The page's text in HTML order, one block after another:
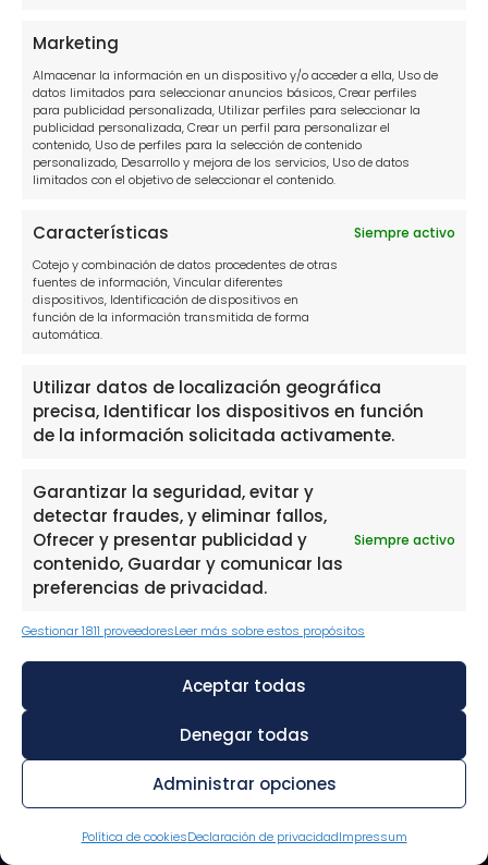
Marketing
Almacenar la información en un dispositivo y/o acceder a ella, Uso de
datos limitados para seleccionar anuncios básicos, Crear perfiles
para publicidad personalizada, Utilizar perfiles para seleccionar la
publicidad personalizada, Crear un perfil para personalizar el
contenido, Uso de perfiles para la selección de contenido
personalizado, Desarrollo y mejora de los servicios, Uso de datos
limitados con el objetivo de seleccionar el contenido.
Características Siempre activo
Cotejo y combinación de datos procedentes de otras
fuentes de información, Vincular diferentes
dispositivos, Identificación de dispositivos en
función de la información transmitida de forma
automática.
Utilizar datos de localización geográfica
precisa, Identificar los dispositivos en función
de la información solicitada activamente.
Garantizar la seguridad, evitar y
detectar fraudes, y eliminar fallos,
Ofrecer y presentar publicidad y
contenido, Guardar y comunicar las
preferencias de privacidad.
Siempre activo
Gestionar 1811 proveedoresLeer más sobre estos propósitos
Aceptar todas
Denegar todas
Administrar opciones
Política de cookiesDeclaración de privacidadImpressum
Ley de la segunda oportunidad
Concurso de autónomos y microempresas
Consulta fichero de morosos
Reclamación fichero de morosos
Soluciona Mi Deuda
Colabora con nosotros
Hablamos por teléfono
asesoría gratuita!
Canal de denuncias
Abogados en tu zona
Abogados para tus deudas Sevilla
Abogados para tus deudas Barcelona
Abogados para tus deudas Alicante
Abogados para tus deudas Cádiz
Abogados para tus deudas Las Palmas